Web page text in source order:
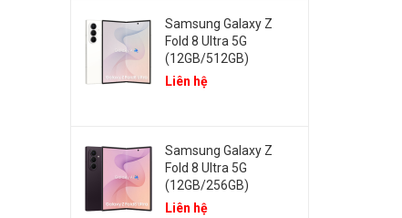
Samsung Galaxy Z
Fold 8 Ultra 5G
(12GB/512GB)
Liên hệ
Samsung Galaxy Z
Fold 8 Ultra 5G
(12GB/256GB)
Liên hệ